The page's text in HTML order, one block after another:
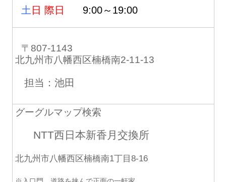
土 日 際日 9:00～19:00
〒807-1143
北九州市八幡西区楠橋南2-11-13
担当：池田
グーグルマップ検索
NTT西日本新香月交換所
北九州市八幡西区楠橋南1丁目8-16